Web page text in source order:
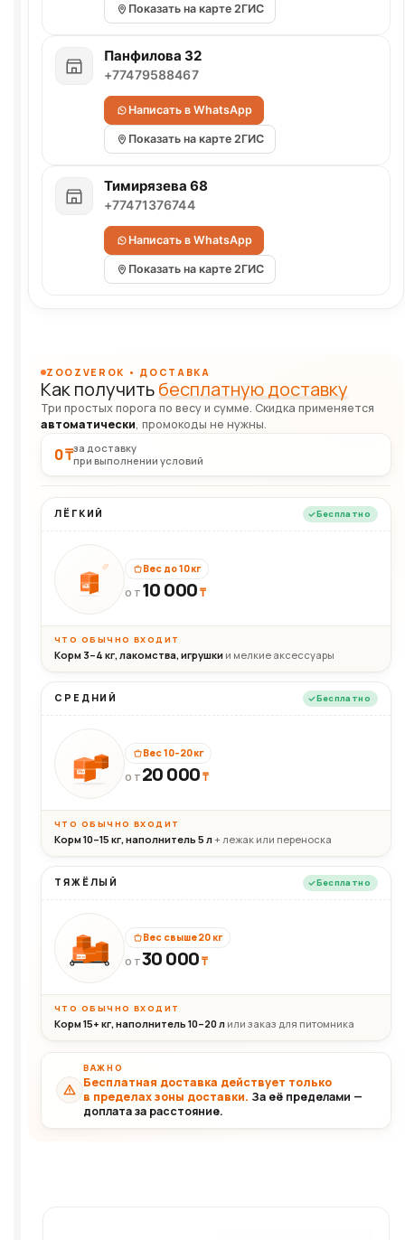
Показать на карте 2ГИС
Панфилова 32
+77479588467
Написать в WhatsApp
Показать на карте 2ГИС
Тимирязева 68
+77471376744
Написать в WhatsApp
Показать на карте 2ГИС
ZOOZVEROK • ДОСТАВКА
Как получитьбесплатную доставку
Три простых порога по весу и сумме. Скидка применяется
автоматически, промокоды не нужны.
0 ₸за доставку
при выполнении условий
ЛЁГКИЙ Бесплатно
10кг
Вес до 10 кг
ОТ 10 000₸
ЧТО ОБЫЧНО ВХОДИТ
Корм 3–4 кг, лакомства, игрушки и мелкие аксессуары
СРЕДНИЙ Бесплатно
20кг
Вес 10–20 кг
ОТ 20 000₸
ЧТО ОБЫЧНО ВХОДИТ
Корм 10–15 кг, наполнитель 5 л+ лежак или переноска
ТЯЖЁЛЫЙ Бесплатно
30+кг
Вес свыше 20 кг
ОТ30 000₸
ЧТО ОБЫЧНО ВХОДИТ
Корм 15+ кг, наполнитель 10–20 л или заказ для питомника
ВАЖНО
Бесплатная доставка действует только
в пределах зоны доставки. За её пределами —
доплата за расстояние.